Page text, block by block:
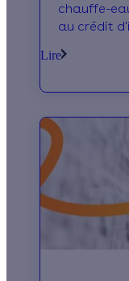
chauffe-
au crédit
prix réduit !
Lire